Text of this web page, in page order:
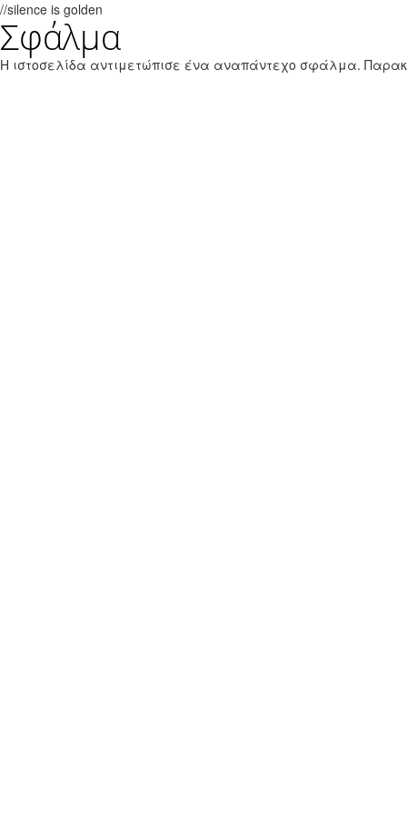
//silence is golden
Παράκαμψη προς το κυρίως περιεχόμενο
Εθνικό Θαλάσσιο Πάρκο Ζακύνθου
Σφάλμα
Η ιστοσελίδα αντιμετώπισε ένα αναπάντεχο σφάλμα.